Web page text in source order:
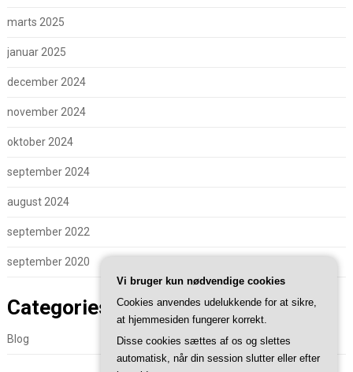
marts 2025
januar 2025
december 2024
november 2024
oktober 2024
september 2024
august 2024
september 2022
september 2020
Categories
Blog
Vi bruger kun nødvendige cookies
Cookies anvendes udelukkende for at sikre,
at hjemmesiden fungerer korrekt.
Disse cookies sættes af os og slettes
automatisk, når din session slutter eller efter